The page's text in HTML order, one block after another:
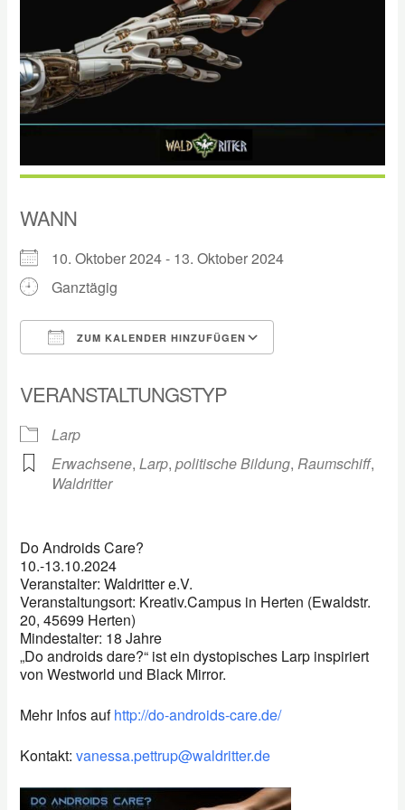
WANN
10. Oktober 2024 - 13. Oktober 2024
Ganztägig
ZUM KALENDER HINZUFÜGEN
VERANSTALTUNGSTYP
Larp
Erwachsene,Larp,politische Bildung,Raumschiff,
Waldritter
DoAndroidsCare?
10.-13.10.2024
Veranstalter: Waldritter e.V.
Veranstaltungsort: Kreativ.Campus in Herten (Ewaldstr.
20, 45699 Herten)
Mindestalter: 18 Jahre
„Do androids dare?“ ist ein dystopisches Larp inspiriert
von Westworld und Black Mirror.
Mehr Infos aufhttp://do-androids-care.de/
Kontakt:vanessa.pettrup@waldritter.de